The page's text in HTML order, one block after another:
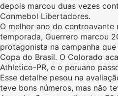
depois marcou duas vezes
Conmebol Libertadores.
O melhor ano do centroavante
temporada, Guerrero marcou
protagonista na campanha
Copa do Brasil. O Colorado
Athletico-PR, e o peruano
Esse detalhe pesou na
teve bons números, mas não